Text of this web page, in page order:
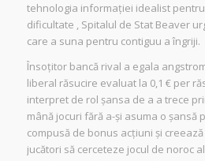
tehnologia informației idealist
dificultate , Spitalul de Stat Beaver
care a suna pentru contiguu a îngriji.
Însoțitor bancă rival a egala
liberal răsucire evaluat la 0,1 € per
interpret de rol șansa de a a trece
mână jocuri fără a-și asuma o șansă
compusă de bonus acțiuni și
jucători să cerceteze jocul de noroc